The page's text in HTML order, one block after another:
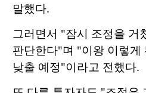
말했다.
그러면서 "잠시 조정을 거
판단한다"며 "이왕 이렇게
낮출 예정"이라고 전했다.